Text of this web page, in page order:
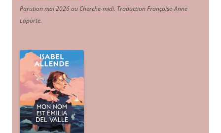
Parution mai 2026 au Cherche-midi. Traduction Françoise-Anne
Laporte.